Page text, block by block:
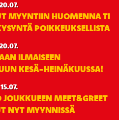
20.07.
MYYNTIIN HUOMENNA TI
POIKKEUKSELLISTA
20.07.
ILMAISEEN
KESÄ-HEINÄKUUSSA!
15.07.
MEET&GREET
NYT MYYNNISSÄ